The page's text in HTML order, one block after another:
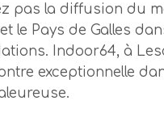
pas la diffusion du
le Pays de Galles
Indoor64, à
exceptionnelle